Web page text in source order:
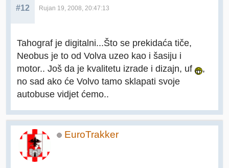
#12 Rujan 19, 2008, 20:47:13
Tahograf je digitalni...Što se prekidaća tiče,
Neobus je to od Volva uzeo kao i šasiju i
motor.. Još da je kvalitetu izrade i dizajn, uf
,
no sad ako će Volvo tamo sklapati svoje
autobuse vidjet ćemo..
EuroTrakker